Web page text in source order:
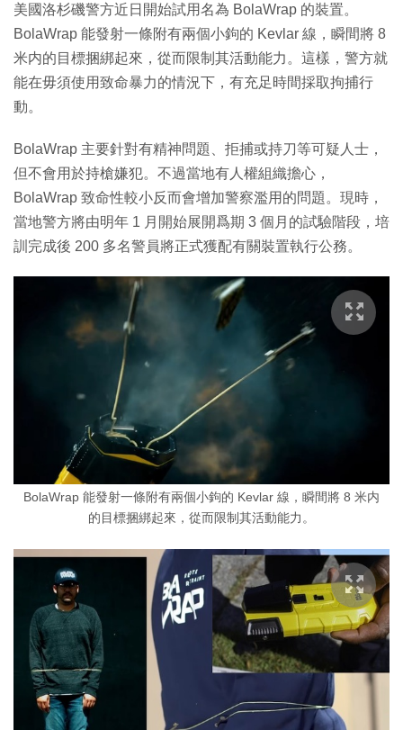
美國洛杉磯警方近日開始試用名為 BolaWrap 的裝置。
BolaWrap 能發射一條附有兩個小鉤的 Kevlar 線，瞬間將 8
米内的目標捆綁起來，從而限制其活動能力。這樣，警方就
能在毋須使用致命暴力的情況下，有充足時間採取拘捕行
動。
BolaWrap 主要針對有精神問題、拒捕或持刀等可疑人士，
但不會用於持槍嫌犯。不過當地有人權組織擔心，
BolaWrap 致命性較小反而會增加警察濫用的問題。現時，
當地警方將由明年 1 月開始展開爲期 3 個月的試驗階段，培
訓完成後 200 多名警員將正式獲配有關裝置執行公務。
BolaWrap 能發射一條附有兩個小鉤的 Kevlar 線，瞬間將 8 米内
的目標捆綁起來，從而限制其活動能力。